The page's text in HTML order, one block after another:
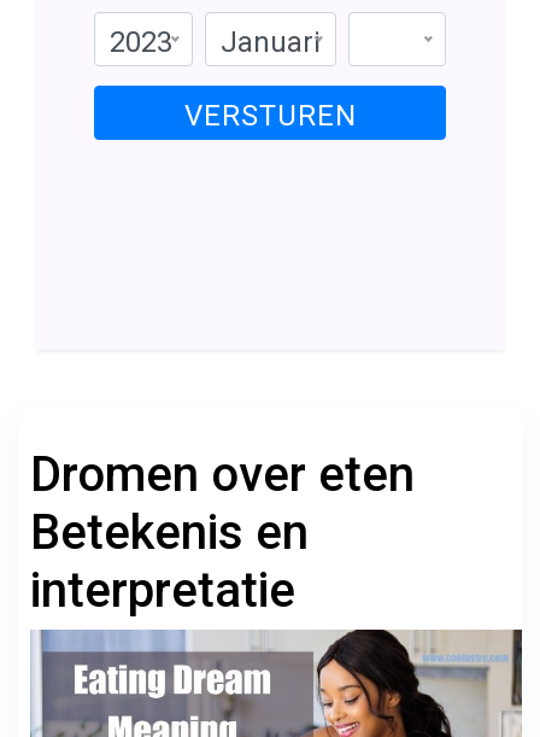
2023 Januari
VERSTUREN
Dromen over eten
Betekenis en
interpretatie